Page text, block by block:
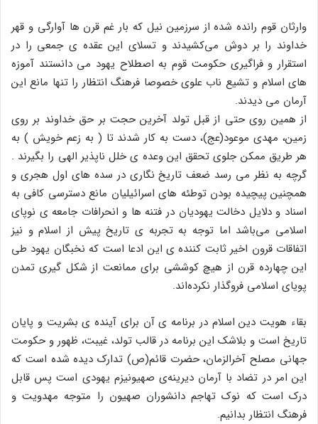
وارثان قوم رانده شده از سرزمین نیل که بار غم قرن ها آوارگی و قهر
خداوند را بر دوش می‌کشیدند و تسلای این عقده ی جمعی را در
استقرار و فراگیری حکومت قوم به اصطلاح یهود می دانستند آموزه
های اسلام و تشیع ناب علوی خصوصا فرهنگ انتظار را تنها مانع این
آرمان می دیدند.
از همین روی حتی از قبل تولد آخرین حجت بر حق خداوند بر روی
زمین، مهدی موعود(عج)، دست به کار شدند تا ( به زعم خویش ) به
هر طریق ممکن جلوی تحقق این وعده ی خلل ناپذیر الهی را بگیرند .
گرچه به نظر می رسد ضعف تاریخ نگاری در سده های اول هجری و
همچنین پیچیده بودن توطئه های اسرائیلیان مانع دسترسی کافی به
اسناد و دلایل دخالت یهودیان در فتنه ها و انحرافات جامعه ی نوپای
اسلامی می‌باشد اما توجه به تجربه ی تاریخ پیش از اسلام و نیز
اتفاقات قرون اخیر ثابت کننده ی این ادعا است که نخبگان یهود طی
این چهارده قرن از هیچ کوششی برای ممانعت از شکل گیری تمدن
پویای اسلامی فروگذار نکرده‌اند.
بقاء هویت دین اسلام در برنامه ی آن برای آینده ی بشریت و پایان
تاریخ است و بلاشک این برنامه در قالب تولد، غیبت، ظهور و حکومت
جهانی مصلح آخرالزمان، حضرت قائم(ص) تدارک دیده شده است که
این امر در تضاد با آرمان دیرینه‌ی صهیونیزم یهودی است پس قابل
درک است که نوک تهاجم دانشوران صهیون را متوجه مهدویت و
فرهنگ انتظار بدانیم.